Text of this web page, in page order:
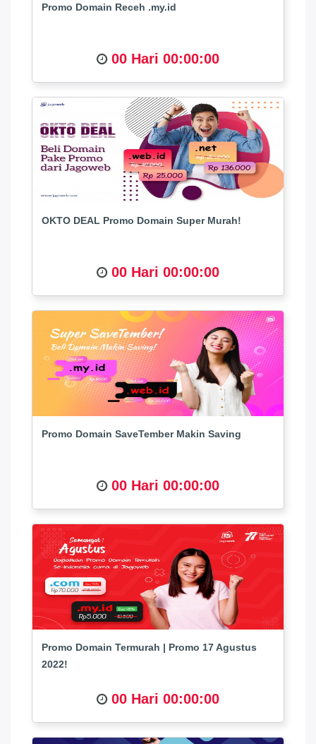
Promo Domain Receh .my.id
00 Hari 00:00:00
OKTO DEAL Promo Domain Super Murah!
00 Hari 00:00:00
Promo Domain SaveTember Makin Saving
00 Hari 00:00:00
Promo Domain Termurah | Promo 17 Agustus
2022!
00 Hari 00:00:00